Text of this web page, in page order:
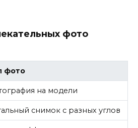
фото
фото
на модели
снимок с разных углов